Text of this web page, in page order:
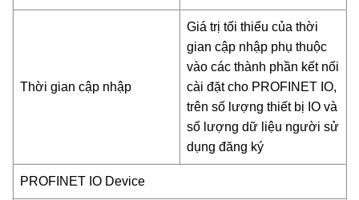
Thời gian cập nhập
Giá trị tối thiểu của thời
gian cập nhập phụ thuộc
vào các thành phần kết nối
cài đặt cho PROFINET IO,
trên số lượng thiết bị IO và
số lượng dữ liệu người sử
dụng đăng ký
PROFINET IO Device